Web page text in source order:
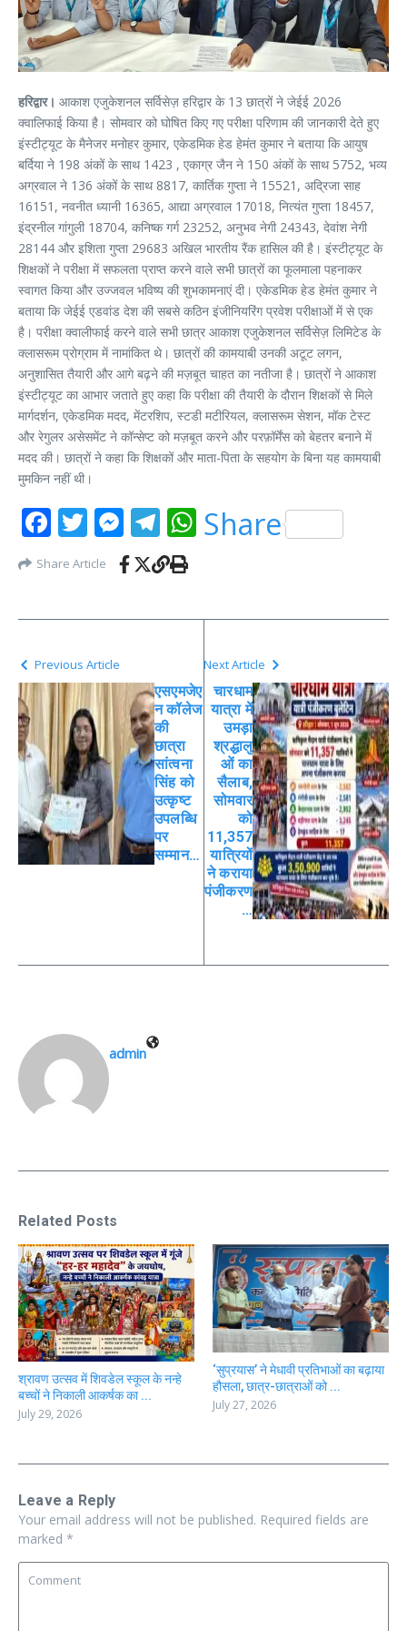
हरिद्वार। आकाश एजुकेशनल सर्विसेज़ हरिद्वार के 13 छात्रों ने जेईई 2026
क्वालिफाई किया है। सोमवार को घोषित किए गए परीक्षा परिणाम की जानकारी देते हुए
इंस्टीट्यूट के मैनेजर मनोहर कुमार, एकेडमिक हेड हेमंत कुमार ने बताया कि आयुष
बर्दिया ने 198 अंकों के साथ 1423 , एकाग्र जैन ने 150 अंकों के साथ 5752, भव्य
अग्रवाल ने 136 अंकों के साथ 8817, कार्तिक गुप्ता ने 15521, अद्रिजा साह
16151, नवनीत ध्यानी 16365, आद्या अग्रवाल 17018, नित्यंत गुप्ता 18457,
इंद्रनील गांगुली 18704, कनिष्क गर्ग 23252, अनुभव नेगी 24343, देवांश नेगी
28144 और इशिता गुप्ता 29683 अखिल भारतीय रैंक हासिल की है। इंस्टीट्यूट के
शिक्षकों ने परीक्षा में सफलता प्राप्त करने वाले सभी छात्रों का फूलमाला पहनाकर
स्वागत किया और उज्जवल भविष्य की शुभकामनाएं दी। एकेडमिक हेड हेमंत कुमार ने
बताया कि जेईई एडवांड देश की सबसे कठिन इंजीनियरिंग प्रवेश परीक्षाओं में से एक
है। परीक्षा क्वालीफाई करने वाले सभी छात्र आकाश एजुकेशनल सर्विसेज़ लिमिटेड के
क्लासरूम प्रोग्राम में नामांकित थे। छात्रों की कामयाबी उनकी अटूट लगन,
अनुशासित तैयारी और आगे बढ़ने की मज़बूत चाहत का नतीजा है। छात्रों ने आकाश
इंस्टीट्यूट का आभार जताते हुए कहा कि परीक्षा की तैयारी के दौरान शिक्षकों से मिले
मार्गदर्शन, एकेडमिक मदद, मेंटरशिप, स्टडी मटीरियल, क्लासरूम सेशन, मॉक टेस्ट
और रेगुलर असेसमेंट ने कॉन्सेप्ट को मज़बूत करने और परफ़ॉर्मेंस को बेहतर बनाने में
मदद की। छात्रों ने कहा कि शिक्षकों और माता-पिता के सहयोग के बिना यह कामयाबी
मुमकिन नहीं थी।
Facebook
Twitter
Messenger
Telegram
WhatsApp
Share
Share Article
Previous Article
एसएमजेए
न कॉलेज
की
छात्रा
सांत्वना
सिंह को
उत्कृष्ट
उपलब्धि
पर
सम्मान…
Next Article
चारधाम
यात्रा में
उमड़ा
श्रद्धालु
ओं का
सैलाब,
सोमवार
को
11,357
यात्रियों
ने कराया
पंजीकरण
…
admin
Related Posts
श्रावण उत्सव में शिवडेल स्कूल के नन्हे
बच्चों ने निकाली आकर्षक का ...
July 29, 2026
‘सुप्रयास’ ने मेधावी प्रतिभाओं का बढ़ाया
हौसला, छात्र-छात्राओं को ...
July 27, 2026
Leave a Reply
Your email address will not be published. Required fields are
marked *